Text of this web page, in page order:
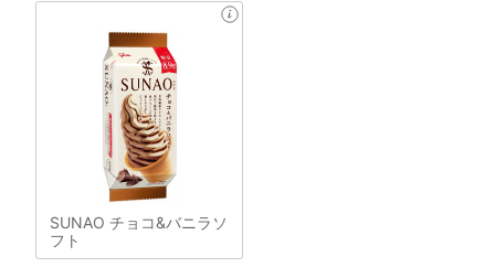
SUNAO チョコ&バニラソ
フト